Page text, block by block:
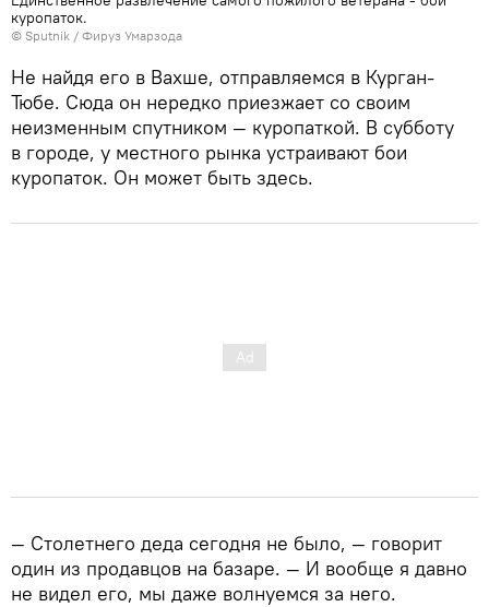
куропаток.
© Sputnik / Фируз Умарзода
Не найдя его в Вахше, отправляемся в Курган-
Тюбе. Сюда он нередко приезжает со своим
неизменным спутником — куропаткой. В субботу
в городе, у местного рынка устраивают бои
куропаток. Он может быть здесь.
— Столетнего деда сегодня не было, — говорит
один из продавцов на базаре. — И вообще я давно
не видел его, мы даже волнуемся за него.